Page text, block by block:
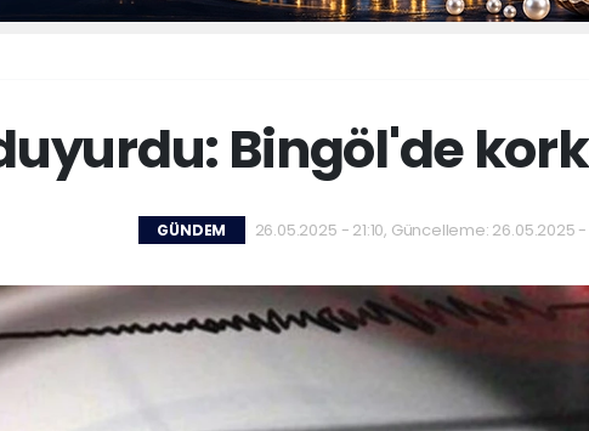
Bingöl'de
GÜNDEM 26.05.2025 - 21:10, Güncelleme: 26.05.2025 -